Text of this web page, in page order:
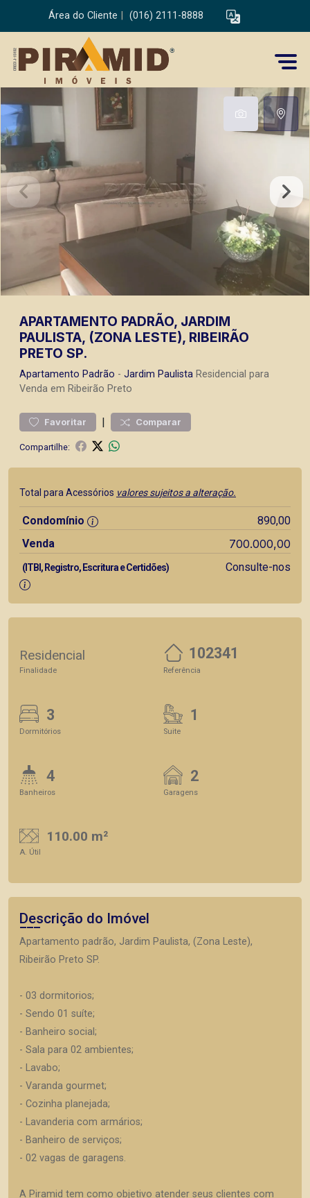
Área do Cliente (016) 2111-8888
APARTAMENTO PADRÃO, JARDIM
PAULISTA, (ZONA LESTE), RIBEIRÃO
PRETO SP.
Apartamento Padrão - Jardim Paulista Residencial para
Venda em Ribeirão Preto
Favoritar | Comparar
Compartilhe:
Total para Acessórios valores sujeitos a alteração.
Condomínio
890,00
Venda
700.000,00
(ITBI, Registro, Escritura e Certidões) Consulte-nos
Residencial
Finalidade
102341
Referência
3
Dormitórios
1
Suite
4
Banheiros
2
Garagens
110.00 m²
A. Útil
Descrição do Imóvel
Apartamento padrão, Jardim Paulista, (Zona Leste),
Ribeirão Preto SP.
- 03 dormitorios;
- Sendo 01 suíte;
- Banheiro social;
- Sala para 02 ambientes;
- Lavabo;
- Varanda gourmet;
- Cozinha planejada;
- Lavanderia com armários;
- Banheiro de serviços;
- 02 vagas de garagens.
A Piramid tem como objetivo atender seus clientes com